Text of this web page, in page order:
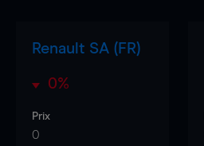
Renault SA (FR)
0%
Prix
0